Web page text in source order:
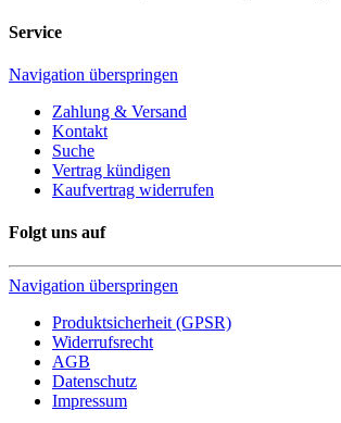
Service
Navigation überspringen
Zahlung & Versand
Kontakt
Suche
Vertrag kündigen
Kaufvertrag widerrufen
Folgt uns auf
Navigation überspringen
Produktsicherheit (GPSR)
Widerrufsrecht
AGB
Datenschutz
Impressum